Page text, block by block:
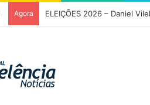
Agora ELEIÇÕES 2026 – Daniel